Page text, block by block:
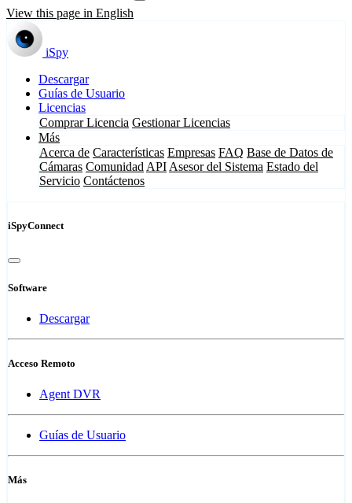
View this page in English
iSpy
Descargar
Guías de Usuario
Licencias
Comprar Licencia Gestionar Licencias
Más
Acerca de Características Empresas FAQ Base de Datos de
Cámaras Comunidad API Asesor del Sistema Estado del
Servicio Contáctenos
iSpyConnect
Software
Descargar
Acceso Remoto
Agent DVR
Guías de Usuario
Más